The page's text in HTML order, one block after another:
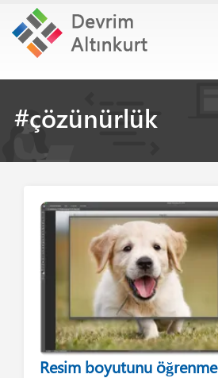
#çözünürlük
Resim boyutunu öğrenme